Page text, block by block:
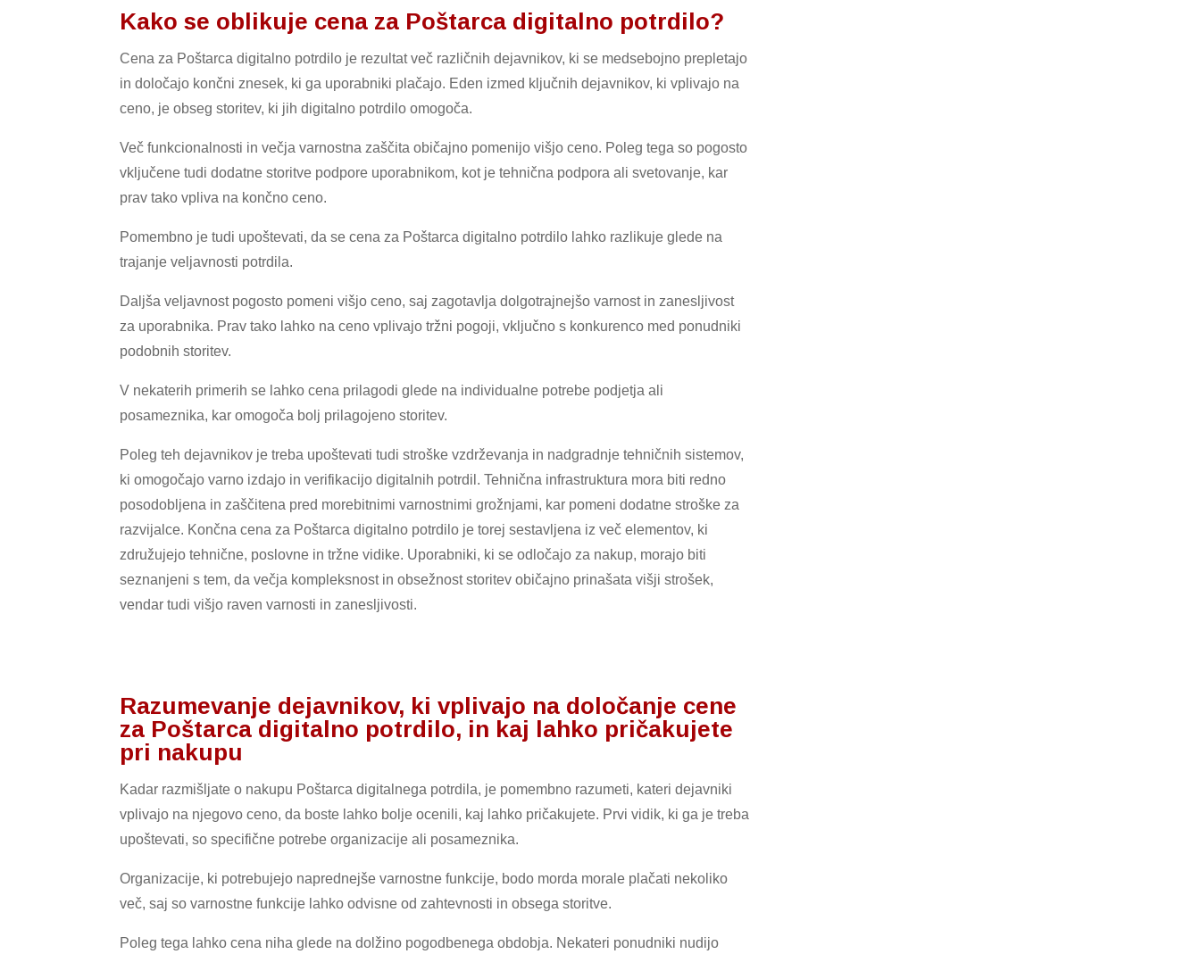
Kako se oblikuje cena za Poštarca digitalno potrdilo?
Cena za Poštarca digitalno potrdilo je rezultat več različnih dejavnikov, ki se medsebojno prepletajo
in določajo končni znesek, ki ga uporabniki plačajo. Eden izmed ključnih dejavnikov, ki vplivajo na
ceno, je obseg storitev, ki jih digitalno potrdilo omogoča.
Več funkcionalnosti in večja varnostna zaščita običajno pomenijo višjo ceno. Poleg tega so pogosto
vključene tudi dodatne storitve podpore uporabnikom, kot je tehnična podpora ali svetovanje, kar
prav tako vpliva na končno ceno.
Pomembno je tudi upoštevati, da se cena za Poštarca digitalno potrdilo lahko razlikuje glede na
trajanje veljavnosti potrdila.
Daljša veljavnost pogosto pomeni višjo ceno, saj zagotavlja dolgotrajnejšo varnost in zanesljivost
za uporabnika. Prav tako lahko na ceno vplivajo tržni pogoji, vključno s konkurenco med ponudniki
podobnih storitev.
V nekaterih primerih se lahko cena prilagodi glede na individualne potrebe podjetja ali
posameznika, kar omogoča bolj prilagojeno storitev.
Poleg teh dejavnikov je treba upoštevati tudi stroške vzdrževanja in nadgradnje tehničnih sistemov,
ki omogočajo varno izdajo in verifikacijo digitalnih potrdil. Tehnična infrastruktura mora biti redno
posodobljena in zaščitena pred morebitnimi varnostnimi grožnjami, kar pomeni dodatne stroške za
razvijalce. Končna cena za Poštarca digitalno potrdilo je torej sestavljena iz več elementov, ki
združujejo tehnične, poslovne in tržne vidike. Uporabniki, ki se odločajo za nakup, morajo biti
seznanjeni s tem, da večja kompleksnost in obsežnost storitev običajno prinašata višji strošek,
vendar tudi višjo raven varnosti in zanesljivosti.
Razumevanje dejavnikov, ki vplivajo na določanje cene
za Poštarca digitalno potrdilo, in kaj lahko pričakujete
pri nakupu
Kadar razmišljate o nakupu Poštarca digitalnega potrdila, je pomembno razumeti, kateri dejavniki
vplivajo na njegovo ceno, da boste lahko bolje ocenili, kaj lahko pričakujete. Prvi vidik, ki ga je treba
upoštevati, so specifične potrebe organizacije ali posameznika.
Organizacije, ki potrebujejo naprednejše varnostne funkcije, bodo morda morale plačati nekoliko
več, saj so varnostne funkcije lahko odvisne od zahtevnosti in obsega storitve.
Poleg tega lahko cena niha glede na dolžino pogodbenega obdobja. Nekateri ponudniki nudijo